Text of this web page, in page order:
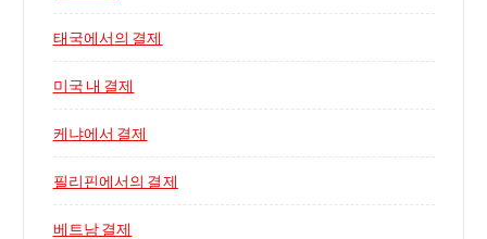
태국에서의 결제
미국 내 결제
케냐에서 결제
필리핀에서의 결제
베트남 결제